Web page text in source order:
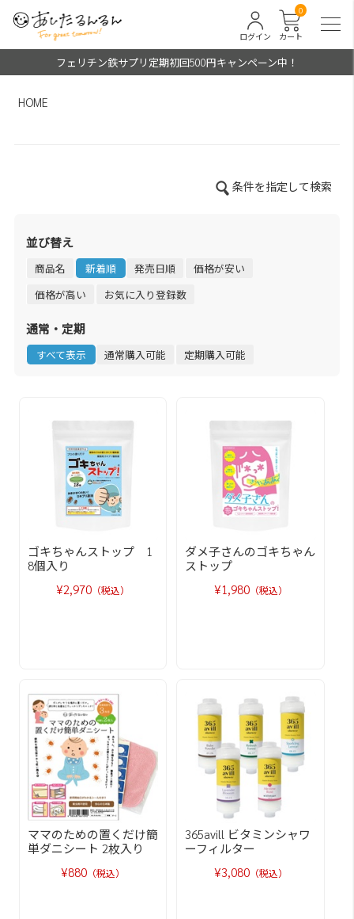
カート
0
ログイン
フェリチン鉄サプリ定期初回500円キャンペーン中！
HOME
条件を指定して検索
並び替え
商品名 新着順 発売日順
価格が安い
価格が高い
お気に入り登録数
通常・定期
すべて表示 通常購入可能 定期購入可能
ゴキちゃんストップ 1
8個入り
¥2,970 （税込）
ダメ子さんのゴキちゃん
ストップ
¥1,980（税込）
ママのための置くだけ簡
単ダニシート 2枚入り
¥880 （税込）
365avill ビタミンシャワ
ーフィルター
¥3,080（税込）